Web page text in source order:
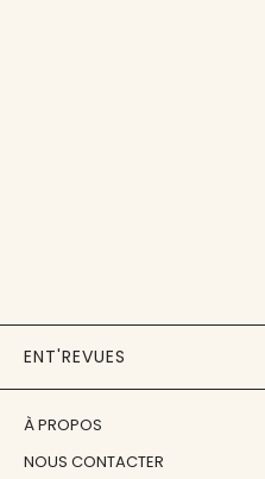
ENT'REVUES
À PROPOS
NOUS CONTACTER